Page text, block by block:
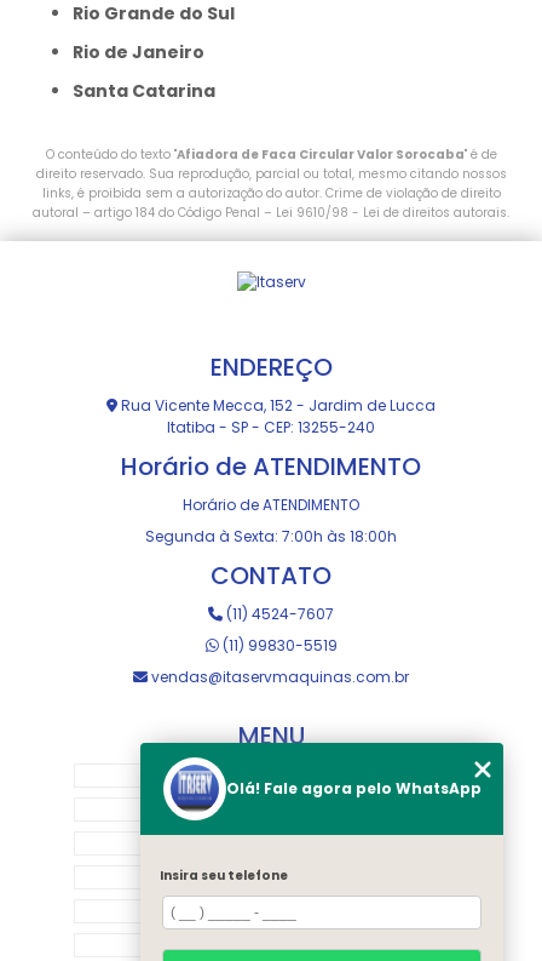
Rio Grande do Sul
Rio de Janeiro
Santa Catarina
O conteúdo do texto "Afiadora de Faca Circular Valor Sorocaba" é de
direito reservado. Sua reprodução, parcial ou total, mesmo citando nossos
links, é proibida sem a autorização do autor. Crime de violação de direito
autoral – artigo 184 do Código Penal – Lei 9610/98 - Lei de direitos autorais.
ENDEREÇO
Rua Vicente Mecca, 152 - Jardim de Lucca
Itatiba - SP - CEP: 13255-240
Horário de ATENDIMENTO
Horário de ATENDIMENTO
Segunda à Sexta: 7:00h às 18:00h
CONTATO
(11) 4524-7607
(11) 99830-5519
vendas@itaservmaquinas.com.br
MENU
MANUTENÇÃO E USINAGEM
LOJA
EQUIPAMENTOS
RASTREAMENTO
Olá! Fale agora pelo WhatsApp
Insira seu telefone